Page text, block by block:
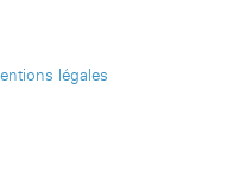
légales